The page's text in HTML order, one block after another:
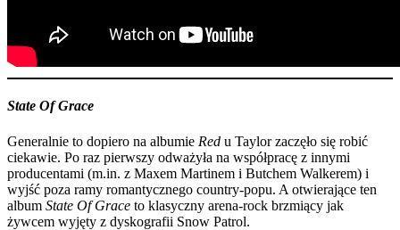
State Of Grace
Generalnie to dopiero na albumie Red u Taylor zaczęło się robić
ciekawie. Po raz pierwszy odważyła na współpracę z innymi
producentami (m.in. z Maxem Martinem i Butchem Walkerem) i
wyjść poza ramy romantycznego country-popu. A otwierające ten
album State Of Grace to klasyczny arena-rock brzmiący jak
żywcem wyjęty z dyskografii Snow Patrol.